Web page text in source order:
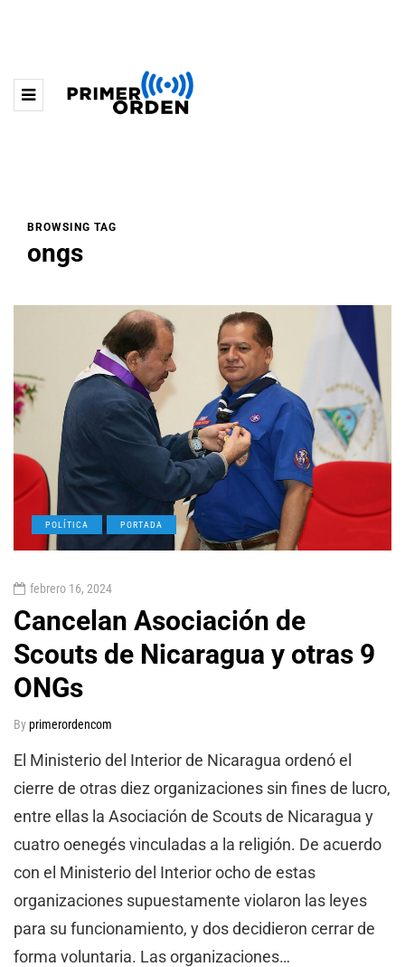
BROWSING TAG
ongs
POLÍTICA PORTADA
febrero 16, 2024
Cancelan Asociación de
Scouts de Nicaragua y otras 9
ONGs
Byprimerordencom
El Ministerio del Interior de Nicaragua ordenó el
cierre de otras diez organizaciones sin fines de lucro,
entre ellas la Asociación de Scouts de Nicaragua y
cuatro oenegés vinculadas a la religión. De acuerdo
con el Ministerio del Interior ocho de estas
organizaciones supuestamente violaron las leyes
para su funcionamiento, y dos decidieron cerrar de
forma voluntaria. Las organizaciones…